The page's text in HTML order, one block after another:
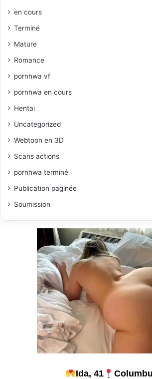
en cours
Terminé
Mature
Romance
pornhwa vf
pornhwa en cours
Hentai
Uncategorized
Webtoon en 3D
Scans actions
pornhwa terminé
Publication paginée
Soumission
Ida, 41